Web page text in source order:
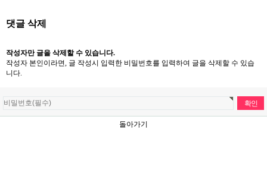
댓글 삭제
작성자만 글을 삭제할 수 있습니다.
작성자 본인이라면, 글 작성시 입력한 비밀번호를 입력하여 글을 삭제할 수 있습
니다.
돌아가기